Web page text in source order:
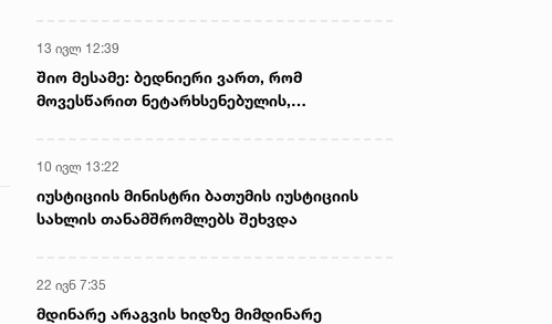
13 ივლ 12:39
შიო მესამე: ბედნიერი ვართ, რომ
მოვესწარით ნეტარხსენებულის,
10 ივლ 13:22
იუსტიციის მინისტრი ბათუმის იუსტიციის
სახლის თანამშრომლებს შეხვდა
22 ივნ 7:35
მდინარე არაგვის ხიდზე მიმდინარე